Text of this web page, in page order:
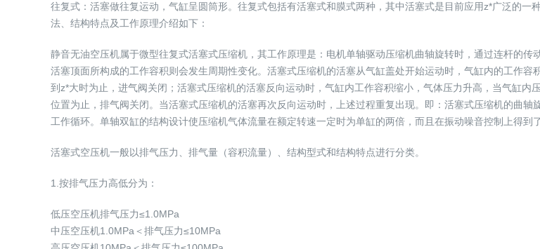
往复式：活塞做往复运动，气缸呈圆筒形。往复式包括有活塞式和膜式两种，其中活塞式是目前应用z*广泛的
法、结构特点及工作原理介绍如下：
静音无油空压机属于微型往复式活塞式压缩机，其工作原理是：电机单轴驱动压缩机曲轴旋转时，通过连杆的
活塞顶面所构成的工作容积则会发生周期性变化。活塞式压缩机的活塞从气缸盖处开始运动时，气缸内的工作
到z*大时为止，进气阀关闭；活塞式压缩机的活塞反向运动时，气缸内工作容积缩小，气体压力升高，当气缸
位置为止，排气阀关闭。当活塞式压缩机的活塞再次反向运动时，上述过程重复出现。即：活塞式压缩机的曲
工作循环。单轴双缸的结构设计使压缩机气体流量在额定转速一定时为单缸的两倍，而且在振动噪音控制上得到
活塞式空压机一般以排气压力、排气量（容积流量）、结构型式和结构特点进行分类。
1.按排气压力高低分为：
低压空压机排气压力≤1.0MPa
中压空压机1.0MPa＜排气压力≤10MPa